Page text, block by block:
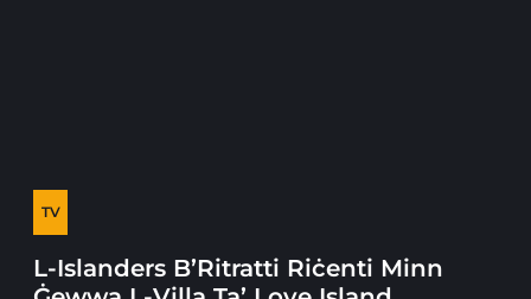
TV
L-Islanders B’Ritratti Riċenti Minn